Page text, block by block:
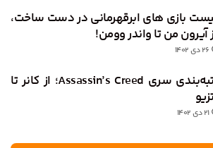
بازی های ابرقهرمانی در دست ساخت،
آیرون من تا واندر وومن!
۲۶ دی ۱۴۰۲
رتبه‌بندی سری Assassin’s Creed؛ از کانر تا
۲۱ دی ۱۴۰۲